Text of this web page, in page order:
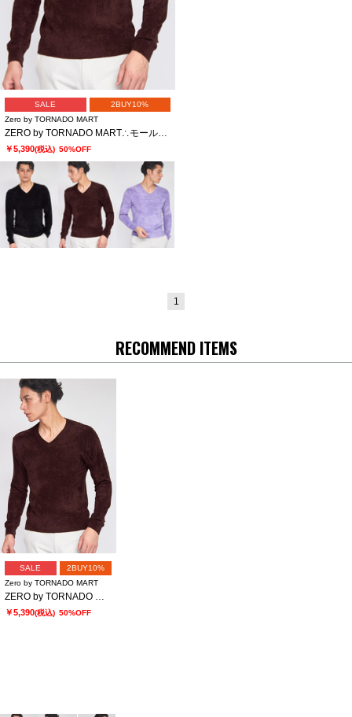
SALE
2BUY10%
Zero by TORNADO MART
￥5,390(税込) 50%OFF
1
RECOMMEND ITEMS
SALE
2BUY10%
Zero by TORNADO MART
ZERO by TORNADO MART∴モールヤーンVネックニット
￥5,390(税込) 50%OFF